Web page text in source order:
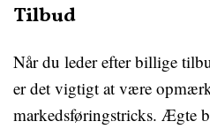
Tilbud
Når du leder efter billige
er det vigtigt at være
markedsføringstricks. Ægte